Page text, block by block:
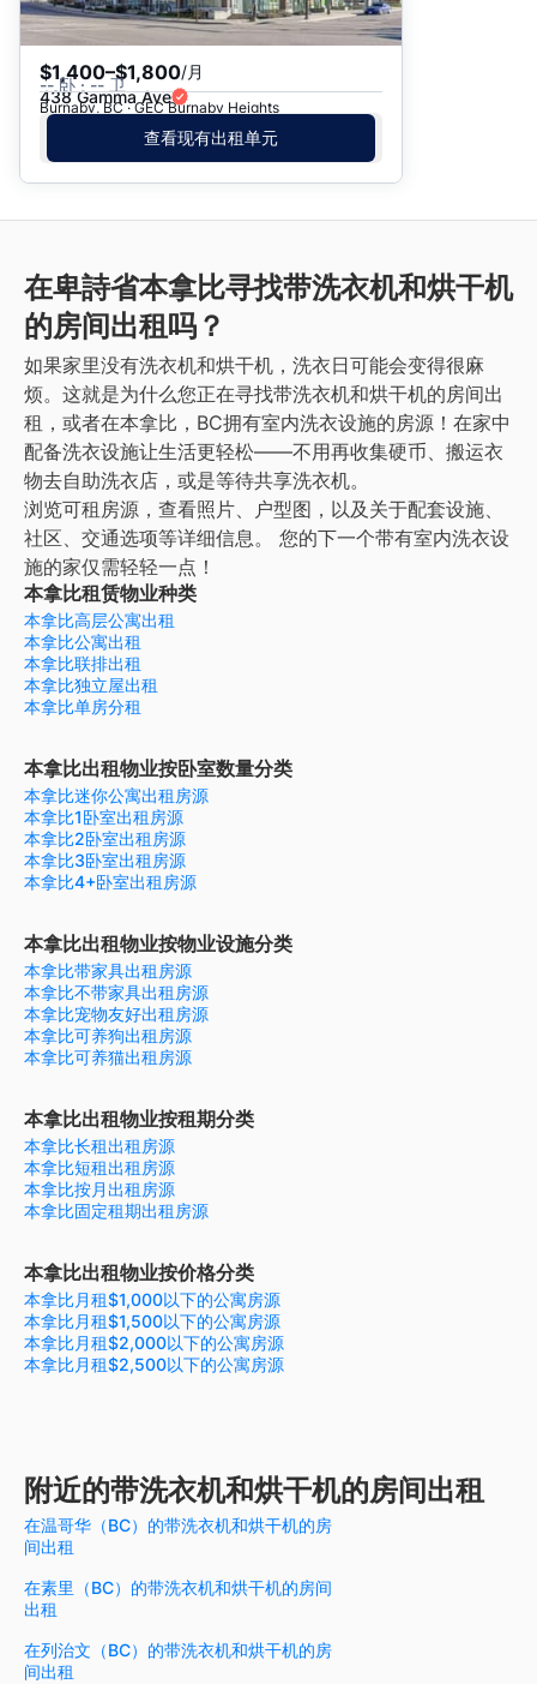
$1,400–$1,800/月
-- 卧 · -- 卫
438 Gamma Ave
Burnaby, BC · GEC Burnaby Heights
查看现有出租单元
在卑詩省本拿比寻找带洗衣机和烘干机
的房间出租吗？
如果家里没有洗衣机和烘干机，洗衣日可能会变得很麻
烦。这就是为什么您正在寻找带洗衣机和烘干机的房间出
租，或者在本拿比，BC拥有室内洗衣设施的房源！在家中
配备洗衣设施让生活更轻松——不用再收集硬币、搬运衣
物去自助洗衣店，或是等待共享洗衣机。
浏览可租房源，查看照片、户型图，以及关于配套设施、
社区、交通选项等详细信息。
您的下一个带有室内洗衣设
施的家仅需轻轻一点！
本拿比租赁物业种类
本拿比高层公寓出租
本拿比公寓出租
本拿比联排出租
本拿比独立屋出租
本拿比单房分租
本拿比出租物业按卧室数量分类
本拿比迷你公寓出租房源
本拿比1卧室出租房源
本拿比2卧室出租房源
本拿比3卧室出租房源
本拿比4+卧室出租房源
本拿比出租物业按物业设施分类
本拿比带家具出租房源
本拿比不带家具出租房源
本拿比宠物友好出租房源
本拿比可养狗出租房源
本拿比可养猫出租房源
本拿比出租物业按租期分类
本拿比长租出租房源
本拿比短租出租房源
本拿比按月出租房源
本拿比固定租期出租房源
本拿比出租物业按价格分类
本拿比月租$1,000以下的公寓房源
本拿比月租$1,500以下的公寓房源
本拿比月租$2,000以下的公寓房源
本拿比月租$2,500以下的公寓房源
附近的带洗衣机和烘干机的房间出租
在温哥华（BC）的带洗衣机和烘干机的房
间出租
在素里（BC）的带洗衣机和烘干机的房间
出租
在列治文（BC）的带洗衣机和烘干机的房
间出租